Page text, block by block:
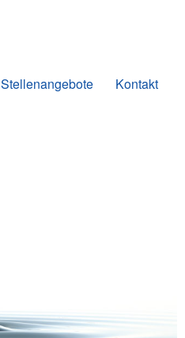
Stellenangebote Kontakt